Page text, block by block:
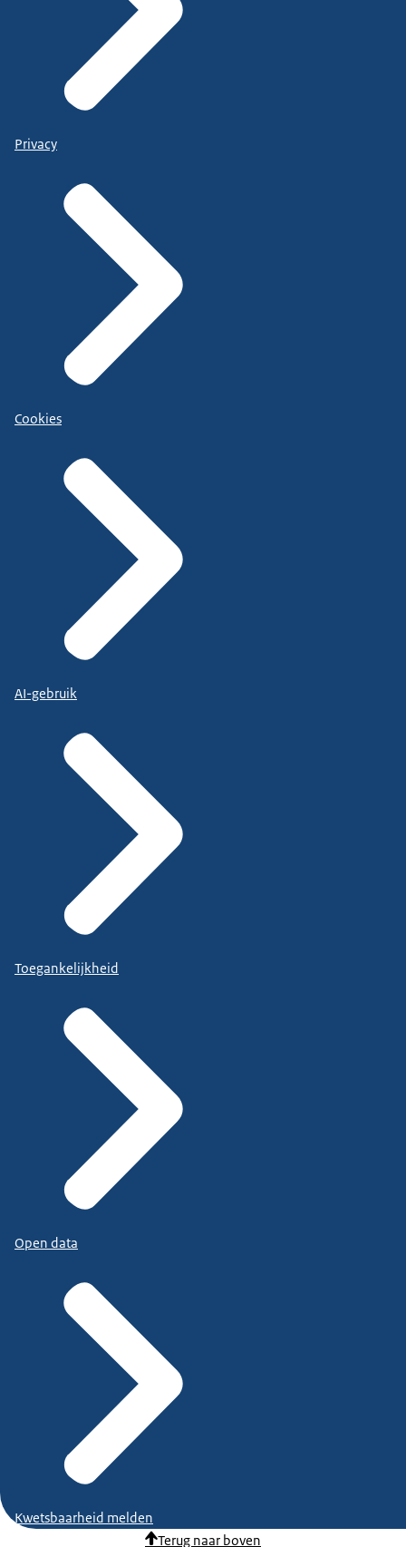
Privacy
Cookies
AI-gebruik
Toegankelijkheid
Open data
Kwetsbaarheid melden
Terug naar boven